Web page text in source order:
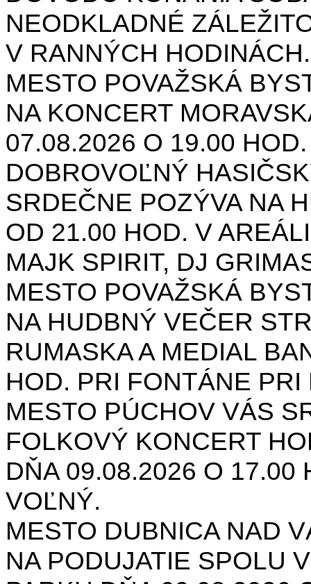
NEODKLADNÉ
V RANNÝCH
MESTO POVAŽSKÁ
NA KONCERT
07.08.2026 O 19.00
DOBROVOĽNÝ
SRDEČNE POZÝVA NA
OD 21.00 HOD. V
MAJK SPIRIT, DJ
MESTO POVAŽSKÁ
NA HUDBNÝ VEČER
RUMASKA A MEDIAL
HOD. PRI FONTÁNE PRI
MESTO PÚCHOV VÁS
FOLKOVÝ KONCERT
DŇA 09.08.2026 O 17.00
VOĽNÝ.
MESTO DUBNICA NAD
NA PODUJATIE SPOLU